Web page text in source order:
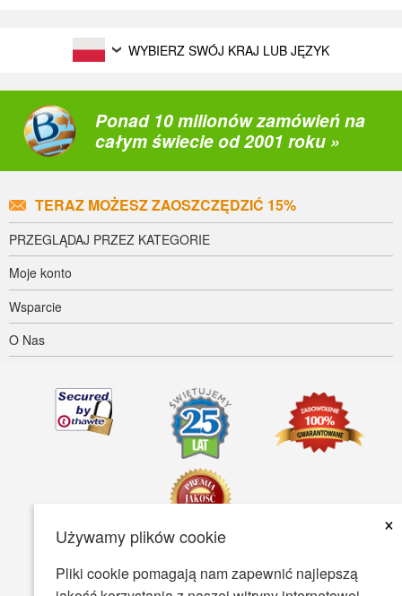
Używamy plików cookie
×
Pliki cookie pomagają nam zapewnić najlepszą
WYBIERZ SWÓJ KRAJ LUB JĘZYK
Ponad 10 milionów zamówień na
całym świecie od 2001 roku »
TERAZ MOŻESZ ZAOSZCZĘDZIĆ 15%
PRZEGLĄDAJ PRZEZ KATEGORIE
Moje konto
Wsparcie
O Nas
Dostępność Warunki Użytkowania Polityka prywatności